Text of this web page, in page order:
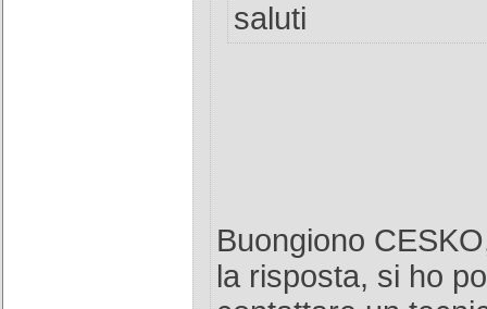
saluti
Buongiono
la risposta, si ho